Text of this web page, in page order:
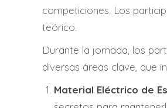
competiciones. Los
teórico.
Durante la jornada, los
diversas áreas clave, que
Material Eléctrico de